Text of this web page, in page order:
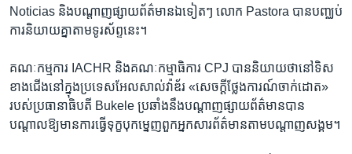
Noticias និង​បណ្តាញ​ផ្សាយ​ព័ត៌មាន​ឯទៀតៗ លោក Pastora បាន​បញ្ឈប់​
ការ​និយាយគ្នា​តាម​ទូរស័ព្ទ​នេះ។​
គណៈកម្មការ IACHR និង​គណៈកម្មាធិការ CPJ បាននិយាយថា​នៅ​ទិស​
ខាង​ជើងនៅ​ក្នុង​ប្រទេស​អែលសាល់វ៉ាឌ័រ «សេចក្តី​ថ្លែងការណ៍​ចាក់​ដោត»
របស់​ប្រធានាធិបតី​ Bukele ​ប្រឆាំង​នឹង​បណ្តាញ​ផ្សាយ​ព័ត៌មានបាន
បណ្តាល​ឱ្យ​មាន​ការ​ធ្វើ​ទុក្ខ​បុក​ម្នេញ​ពួក​អ្នក​សារព័ត៌មាន​តាម​បណ្តាញ​សង្គម។​